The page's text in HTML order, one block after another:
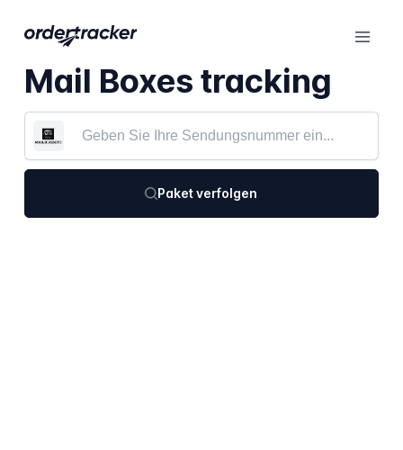
Mail Boxes tracking
Paket verfolgen